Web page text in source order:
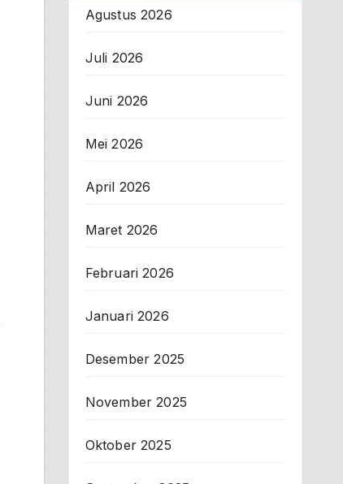
Agustus 2026
Juli 2026
Juni 2026
Mei 2026
April 2026
Maret 2026
Februari 2026
Januari 2026
Desember 2025
November 2025
Oktober 2025